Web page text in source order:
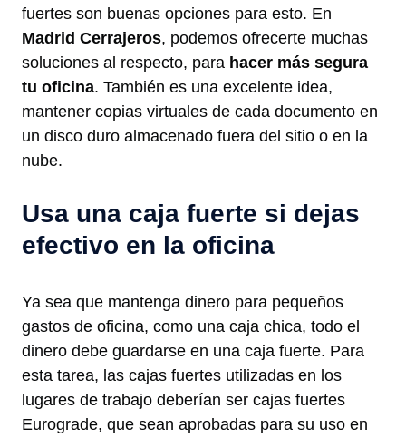
fuertes son buenas opciones para esto. En
Madrid Cerrajeros, podemos ofrecerte muchas
soluciones al respecto, para hacer más segura
tu oficina. También es una excelente idea,
mantener copias virtuales de cada documento en
un disco duro almacenado fuera del sitio o en la
nube.
Usa una caja fuerte si dejas
efectivo en la oficina
Ya sea que mantenga dinero para pequeños
gastos de oficina, como una caja chica, todo el
dinero debe guardarse en una caja fuerte. Para
esta tarea, las cajas fuertes utilizadas en los
lugares de trabajo deberían ser cajas fuertes
Eurograde, que sean aprobadas para su uso en